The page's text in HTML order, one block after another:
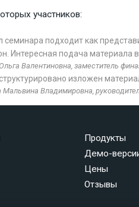
участников:
семинара подходит как
Интересная подача материала
Валентиновна, заместитель
изложен
Мальвина Владимировна,
Продукты
Демо-
Цены
Отзывы